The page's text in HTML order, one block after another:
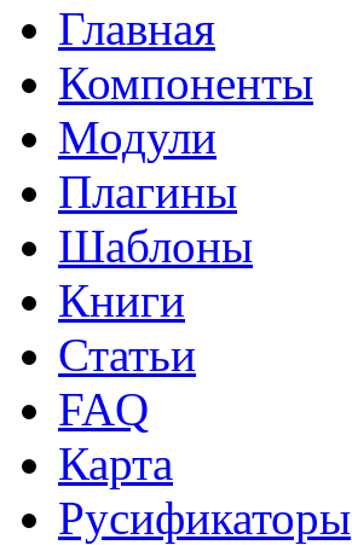
Главная
Компоненты
Модули
Плагины
Шаблоны
Книги
Статьи
FAQ
Карта
Русификаторы